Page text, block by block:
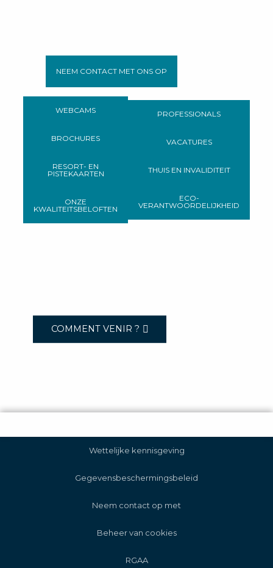
NEEM CONTACT MET ONS OP
WEBCAMS
BROCHURES
RESORT- EN
PISTEKAARTEN
ONZE
KWALITEITSBELOFTEN
PROFESSIONALS
VACATURES
THUIS EN INVALIDITEIT
ECO-
VERANTWOORDELIJKHEID
COMMENT VENIR ?
Wettelijke kennisgeving
Gegevensbeschermingsbeleid
Neem contact op met
Beheer van cookies
RGAA